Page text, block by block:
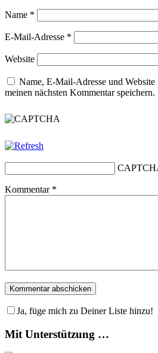
Name *
E-Mail-Adresse *
Website
Name, E-Mail-Adresse und
meinen nächsten Kommentar speichern.
Kommentar *
Ja, füge mich zu Deiner Liste hinzu!
Mit Unterstützung …